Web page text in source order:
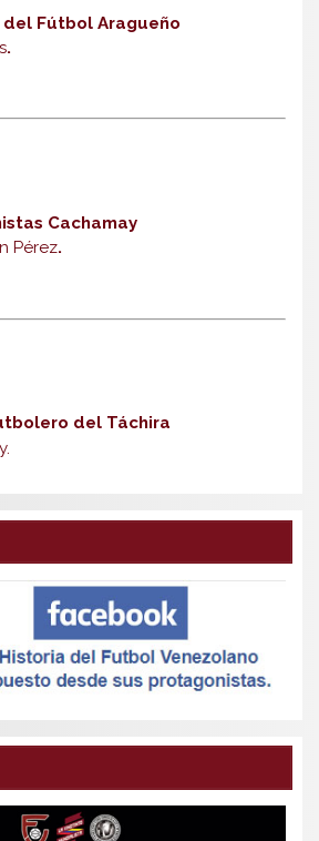
del Fútbol Aragueño
.
Cachamay
Pérez.
del Táchira